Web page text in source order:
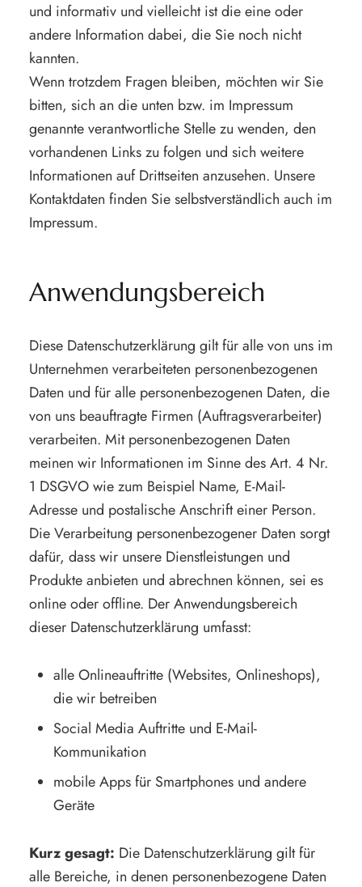
und informativ und vielleicht ist die eine oder
andere Information dabei, die Sie noch nicht
kannten.
Wenn trotzdem Fragen bleiben, möchten wir Sie
bitten, sich an die unten bzw. im Impressum
genannte verantwortliche Stelle zu wenden, den
vorhandenen Links zu folgen und sich weitere
Informationen auf Drittseiten anzusehen. Unsere
Kontaktdaten finden Sie selbstverständlich auch im
Impressum.
Anwendungsbereich
Diese Datenschutzerklärung gilt für alle von uns im
Unternehmen verarbeiteten personenbezogenen
Daten und für alle personenbezogenen Daten, die
von uns beauftragte Firmen (Auftragsverarbeiter)
verarbeiten. Mit personenbezogenen Daten
meinen wir Informationen im Sinne des Art. 4 Nr.
1 DSGVO wie zum Beispiel Name, E-Mail-
Adresse und postalische Anschrift einer Person.
Die Verarbeitung personenbezogener Daten sorgt
dafür, dass wir unsere Dienstleistungen und
Produkte anbieten und abrechnen können, sei es
online oder offline. Der Anwendungsbereich
dieser Datenschutzerklärung umfasst:
alle Onlineauftritte (Websites, Onlineshops),
die wir betreiben
Social Media Auftritte und E-Mail-
Kommunikation
mobile Apps für Smartphones und andere
Geräte
Kurz gesagt: Die Datenschutzerklärung gilt für
alle Bereiche, in denen personenbezogene Daten